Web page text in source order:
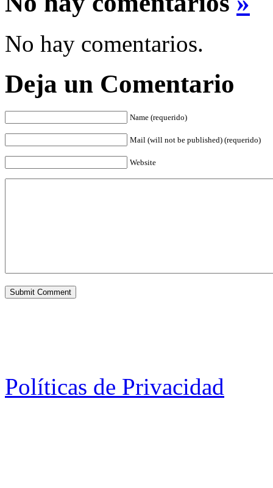
No hay comentarios.
Deja un Comentario
Name (requerido)
Mail (will not be published) (requerido)
Website
Políticas de Privacidad